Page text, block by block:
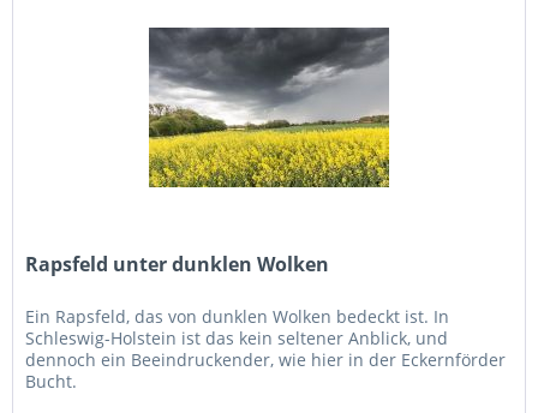
Rapsfeld unter dunklen Wolken
Ein Rapsfeld, das von dunklen Wolken bedeckt ist. In
Schleswig-Holstein ist das kein seltener Anblick, und
dennoch ein Beeindruckender, wie hier in der Eckernförder
Bucht.